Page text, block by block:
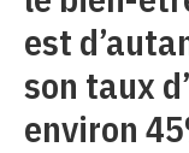
est
son taux
environ